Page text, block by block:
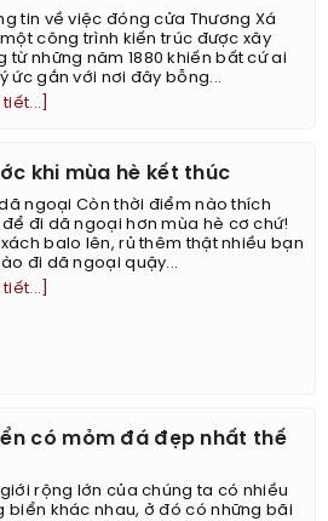
tin về việc đóng cửa Thương Xá
một công trình kiến trúc được xây
từ những năm 1880 khiến bất cứ ai
ức gắn với nơi đây bỗng...
tiết...]
khi mùa hè kết thúc
dã ngoại Còn thời điểm nào thích
để đi dã ngoại hơn mùa hè cơ chứ!
xách balo lên, rủ thêm thật nhiều bạn
đi dã ngoại quậy...
tiết...]
có mỏm đá đẹp nhất thế
giới rộng lớn của chúng ta có nhiều
biển khác nhau, ở đó có những bãi